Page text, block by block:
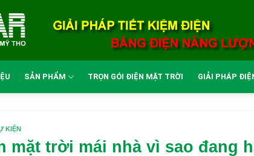
SẢN PHẨM TRỌN GÓI ĐIỆN MẶT TRỜI GIẢI PHÁP
KIỆN
mặt trời mái nhà vì sao đang